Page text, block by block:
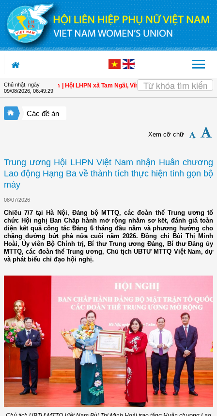
Truy cập nội dung luôn
Chủ nhật, ngày
09/08/2026, 06:49:31
hội viên | Hội LHPN xã Tam Ngãi, Vĩnh Long sơ kết công tác Hội và phong
Các đề án
Xem cỡ chữ
Trung ương Hội LHPN Việt Nam nhận Huân chương
Lao động Hạng Ba về thành tích thực hiện tinh gọn bộ
máy
08/07/2026
Chiều 7/7 tại Hà Nội, Đảng bộ MTTQ, các đoàn thể Trung ương tổ
chức Hội nghị Ban Chấp hành mở rộng nhằm sơ kết, đánh giá toàn
diện kết quả công tác Đảng 6 tháng đầu năm và phương hướng cho
chặng đường bứt phá nửa cuối năm 2026. Đồng chí Bùi Thị Minh
Hoài, Ủy viên Bộ Chính trị, Bí thư Trung ương Đảng, Bí thư Đảng ủy
MTTQ, các đoàn thể Trung ương, Chủ tịch UBTƯ MTTQ Việt Nam, dự
và phát biểu chỉ đạo hội nghị.